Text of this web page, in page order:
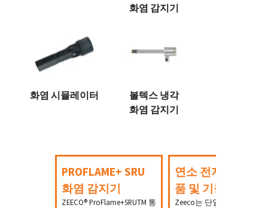
화염 감지기
화염 시뮬레이터
볼텍스 냉각
화염 감지기
PROFLAME+ SRU
화염 감지기
ZEECO® ProFlame+SRUTM 통
연소 전자 장치 제
품 및 기능
Zeeco는 단일 및 멀티 버너